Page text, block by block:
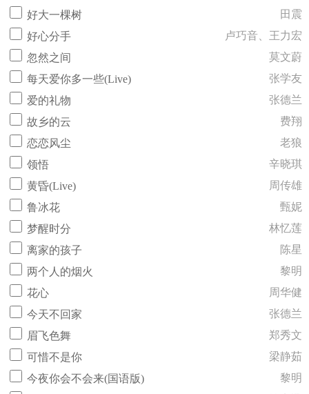
好大一棵树
田震
好心分手
卢巧音、王力宏
忽然之间
莫文蔚
每天爱你多一些(Live)
张学友
爱的礼物
张德兰
故乡的云
费翔
恋恋风尘
老狼
领悟
辛晓琪
黄昏(Live)
周传雄
鲁冰花
甄妮
梦醒时分
林忆莲
离家的孩子
陈星
两个人的烟火
黎明
花心
周华健
今天不回家
张德兰
眉飞色舞
郑秀文
可惜不是你
梁静茹
今夜你会不会来(国语版)
黎明